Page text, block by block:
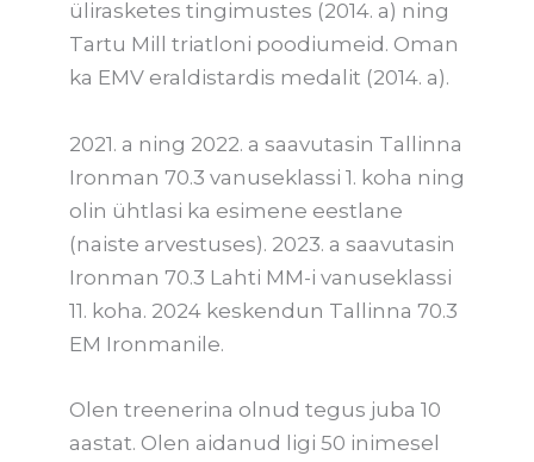
ülirasketes tingimustes (2014. a) ning
Tartu Mill triatloni poodiumeid. Oman
ka EMV eraldistardis medalit (2014. a).
2021. a ning 2022. a saavutasin Tallinna
Ironman 70.3 vanuseklassi 1. koha ning
olin ühtlasi ka esimene eestlane
(naiste arvestuses). 2023. a saavutasin
Ironman 70.3 Lahti MM-i vanuseklassi
11. koha. 2024 keskendun Tallinna 70.3
EM Ironmanile.
Olen treenerina olnud tegus juba 10
aastat. Olen aidanud ligi 50 inimesel